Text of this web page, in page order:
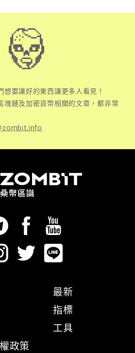
要讓好的東西讓更多人看見！
塊鏈及加密貨幣相關的文章，都非常
政策
最新
指標
工具